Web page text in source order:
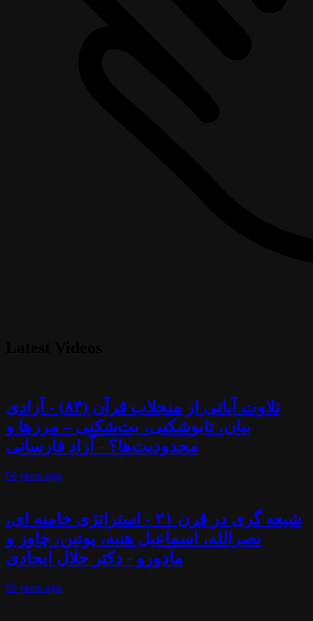
تلاوت آیاتی از منجلاب قرآن (۸۴) - آزادی
بیان، تابوشکنی، بت‌شکنی – مرزها و
محدودیت‌ها؟ - آزاد فارسانی
56 years ago
شیعه گری در قرن ۲۱ - استراتژی خامنه ای،
نصرالله، اسماعیل هنیه، پوتین، چاوز و
مادورو - دکتر جلال ایجادی
56 years ago